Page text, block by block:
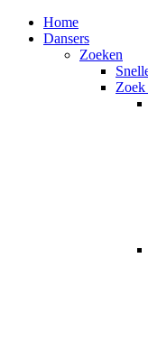
Home
Dansers
Zoeken
Zoek